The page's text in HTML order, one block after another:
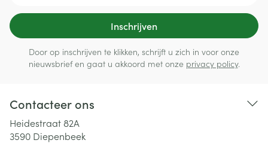
Inschrijven
Door op inschrijven te klikken, schrijft u zich in voor onze
nieuwsbrief en gaat u akkoord met onze privacy policy.
Contacteer ons
Heidestraat 82A
3590 Diepenbeek